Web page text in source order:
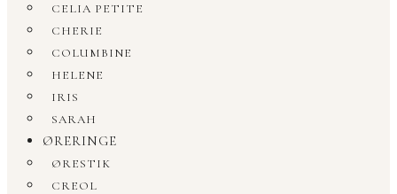
CELIA PETITE
CHERIE
COLUMBINE
HELENE
IRIS
SARAH
ØRERINGE
ØRESTIK
CREOL